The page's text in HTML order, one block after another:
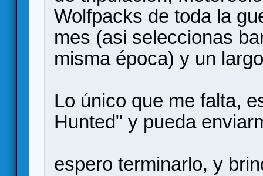
Wolfpacks de toda la
mes (asi seleccionas
misma época) y un
Lo único que me falta,
Hunted" y pueda
espero terminarlo, y